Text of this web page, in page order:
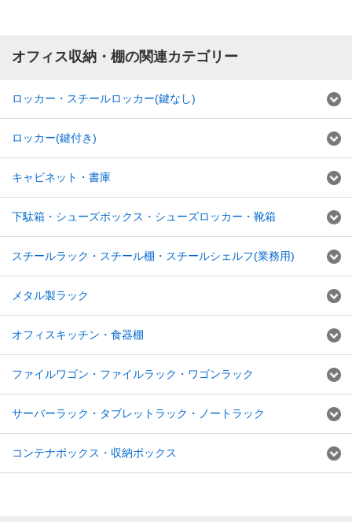
オフィス収納・棚の関連カテゴリー
ロッカー・スチールロッカー(鍵なし)
ロッカー(鍵付き)
キャビネット・書庫
下駄箱・シューズボックス・シューズロッカー・靴箱
スチールラック・スチール棚・スチールシェルフ(業務用)
メタル製ラック
オフィスキッチン・食器棚
ファイルワゴン・ファイルラック・ワゴンラック
サーバーラック・タブレットラック・ノートラック
コンテナボックス・収納ボックス